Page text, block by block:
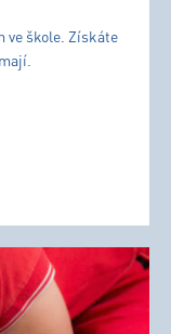
ve škole. Získáte